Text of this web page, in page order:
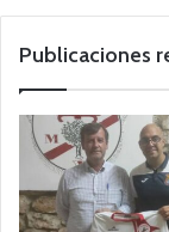
Publicaciones